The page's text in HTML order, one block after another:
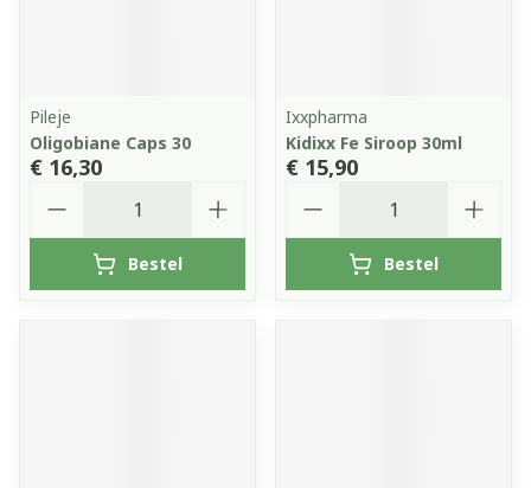
Pileje
Oligobiane Caps 30
€ 16,30
Bestel
Ixxpharma
Kidixx Fe Siroop 30ml
€ 15,90
Bestel